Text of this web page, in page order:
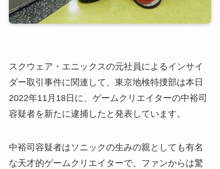
スクウェア・エニックスの元社員によるインサイ
ダー取引事件に関連して、東京地検特捜部は本日
2022年11月18日に、ゲームクリエイターの中裕司
容疑者を新たに逮捕したと発表しています。
中裕司容疑者はソニックの生みの親としても有名
な天才的ゲームクリエイターで、ファンからは驚